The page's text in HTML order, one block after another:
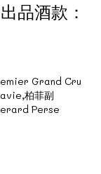
品酒款：